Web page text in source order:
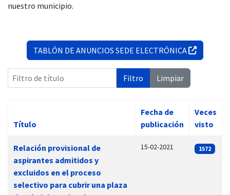
nuestro municipio.
TABLÓN DE ANUNCIOS SEDE ELECTRÓNICA
Filtro de título Filtro Limpiar
Título
Fecha de
publicación
Veces
visto
Relación provisional de
aspirantes admitidos y
excluidos en el proceso
selectivo para cubrir una plaza
15-02-2021 1572